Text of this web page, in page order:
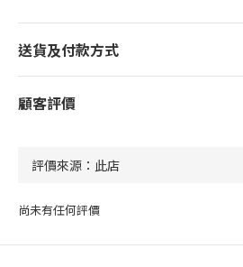
送貨及付款方式
顧客評價
尚未有任何評價